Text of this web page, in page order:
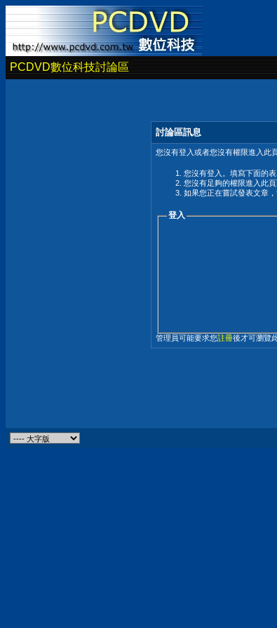
PCDVD數位科技討論區
討論區訊息
您沒有登入或者您沒有權限進入此
您沒有登入。填寫下面的表
您沒有足夠的權限進入此
如果您正在嘗試發表文章
登入
管理員可能要求您註冊後才可瀏覽